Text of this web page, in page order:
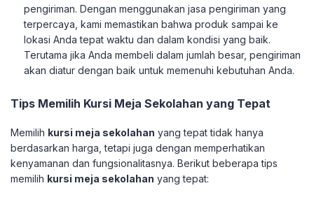
pengiriman. Dengan menggunakan jasa pengiriman yang
terpercaya, kami memastikan bahwa produk sampai ke
lokasi Anda tepat waktu dan dalam kondisi yang baik.
Terutama jika Anda membeli dalam jumlah besar, pengiriman
akan diatur dengan baik untuk memenuhi kebutuhan Anda.
Tips Memilih Kursi Meja Sekolahan yang Tepat
Memilih kursi meja sekolahan yang tepat tidak hanya
berdasarkan harga, tetapi juga dengan memperhatikan
kenyamanan dan fungsionalitasnya. Berikut beberapa tips
memilih kursi meja sekolahan yang tepat: